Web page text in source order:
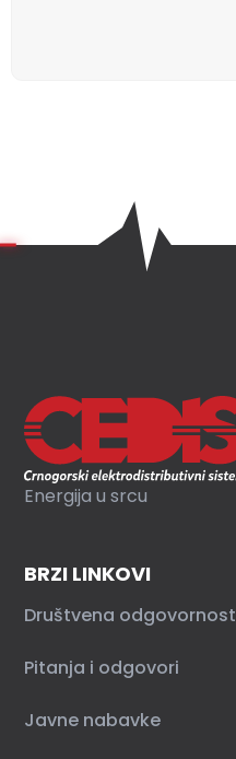
Energija u srcu
BRZI LINKOVI
Društvena odgovornost
Pitanja i odgovori
Javne nabavke